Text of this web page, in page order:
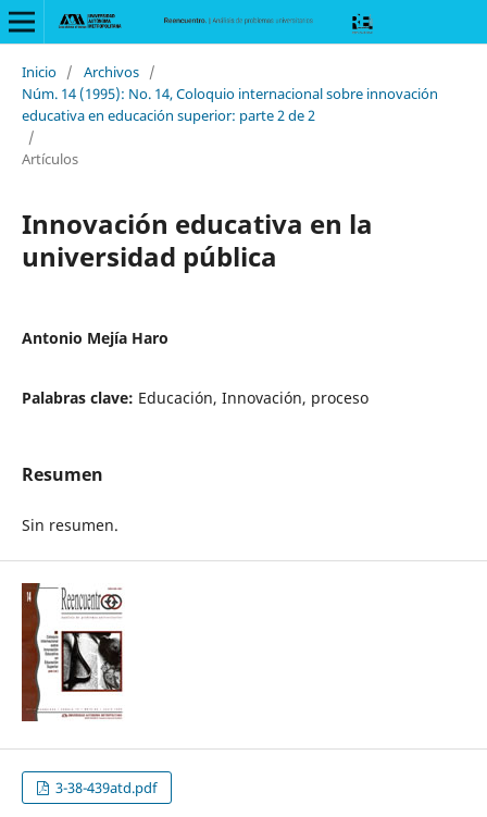
Inicio / Archivos /
Núm. 14 (1995): No. 14, Coloquio internacional sobre innovación
educativa en educación superior: parte 2 de 2
/
Artículos
Innovación educativa en la
universidad pública
Antonio Mejía Haro
Palabras clave: Educación, Innovación, proceso
Resumen
Sin resumen.
3-38-439atd.pdf